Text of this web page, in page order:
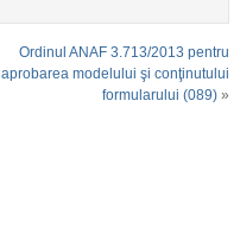
Ordinul ANAF 3.713/2013 pentru
aprobarea modelului şi conţinutului
formularului (089) »